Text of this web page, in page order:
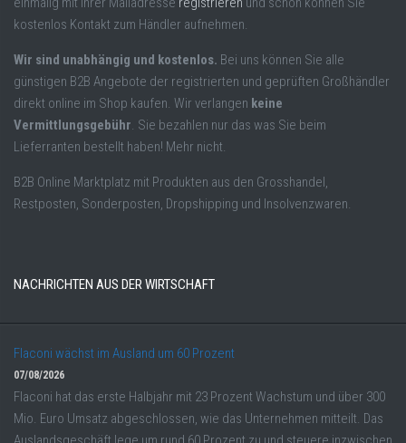
kostenlos Kontakt zum Händler aufnehmen.
Wir sind unabhängig und kostenlos. Bei uns können Sie alle
günstigen B2B Angebote der registrierten und geprüften Großhändler
direkt online im Shop kaufen. Wir verlangen keine
Vermittlungsgebühr. Sie bezahlen nur das was Sie beim
Lieferranten bestellt haben! Mehr nicht.
B2B Online Marktplatz mit Produkten aus den Grosshandel,
Restposten, Sonderposten, Dropshipping und Insolvenzwaren.
NACHRICHTEN AUS DER WIRTSCHAFT
Flaconi wächst im Ausland um 60 Prozent
07/08/2026
Flaconi hat das erste Halbjahr mit 23 Prozent Wachstum und über 300
Mio. Euro Umsatz abgeschlossen, wie das Unternehmen mitteilt. Das